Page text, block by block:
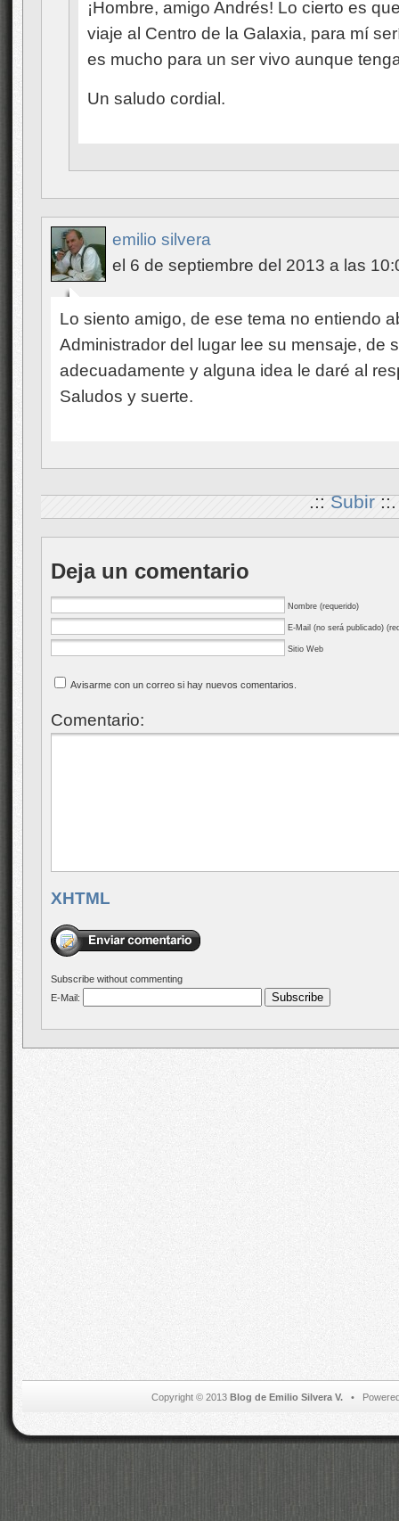
emilio silvera
el 6 de septiembre del 2013 a las
adecuadamente y alguna idea le daré al
Deja un comentario
Comentario:
XHTML
Copyright © 2013 Blog de Emilio Silvera V.•